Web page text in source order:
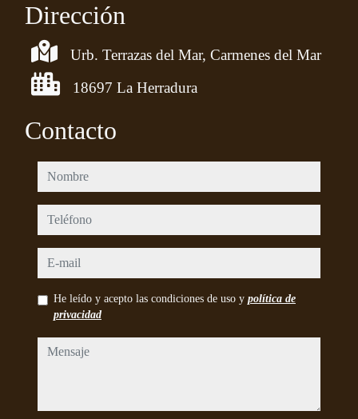
Dirección
Urb. Terrazas del Mar, Carmenes del Mar
18697 La Herradura
Contacto
nombre
teléfono
e-mail
He leído y acepto las condiciones de uso y política de
privacidad
mensaje